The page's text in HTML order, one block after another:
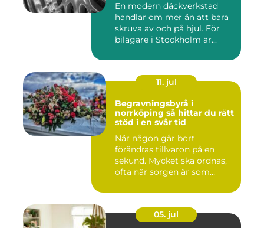
En modern däckverkstad
handlar om mer än att bara
skruva av och på hjul. För
bilägare i Stockholm är...
11. jul
Begravningsbyrå i
norrköping så hittar du rätt
stöd i en svår tid
När någon går bort
förändras tillvaron på en
sekund. Mycket ska ordnas,
ofta när sorgen är som
05. jul